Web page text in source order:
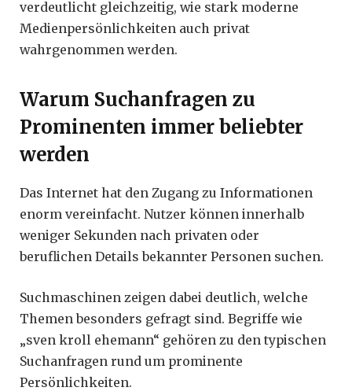
verdeutlicht gleichzeitig, wie stark moderne
Medienpersönlichkeiten auch privat
wahrgenommen werden.
Warum Suchanfragen zu
Prominenten immer beliebter
werden
Das Internet hat den Zugang zu Informationen
enorm vereinfacht. Nutzer können innerhalb
weniger Sekunden nach privaten oder
beruflichen Details bekannter Personen suchen.
Suchmaschinen zeigen dabei deutlich, welche
Themen besonders gefragt sind. Begriffe wie
„sven kroll ehemann“ gehören zu den typischen
Suchanfragen rund um prominente
Persönlichkeiten.